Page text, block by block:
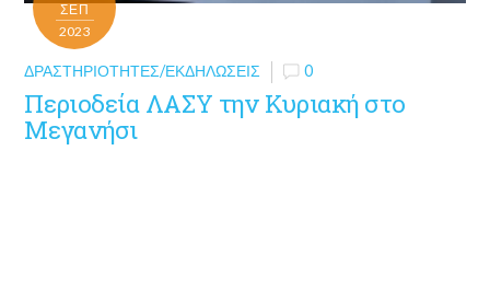
ΣΕΠ
2023
ΔΡΑΣΤΗΡΙΌΤΗΤΕΣ/ΕΚΔΗΛΏΣΕΙΣ 0
Περιοδεία ΛΑΣΥ την Κυριακή στο
Μεγανήσι